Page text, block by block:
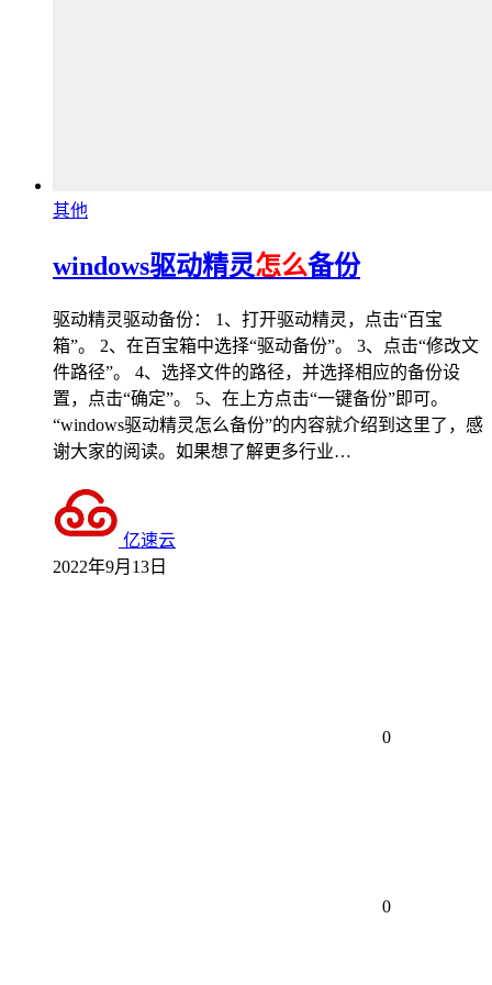
其他
windows驱动精灵怎么备份
驱动精灵驱动备份： 1、打开驱动精灵，点击“百宝
箱”。 2、在百宝箱中选择“驱动备份”。 3、点击“修改文
件路径”。 4、选择文件的路径，并选择相应的备份设
置，点击“确定”。 5、在上方点击“一键备份”即可。
“windows驱动精灵怎么备份”的内容就介绍到这里了，感
谢大家的阅读。如果想了解更多行业…
亿速云
2022年9月13日
0
0